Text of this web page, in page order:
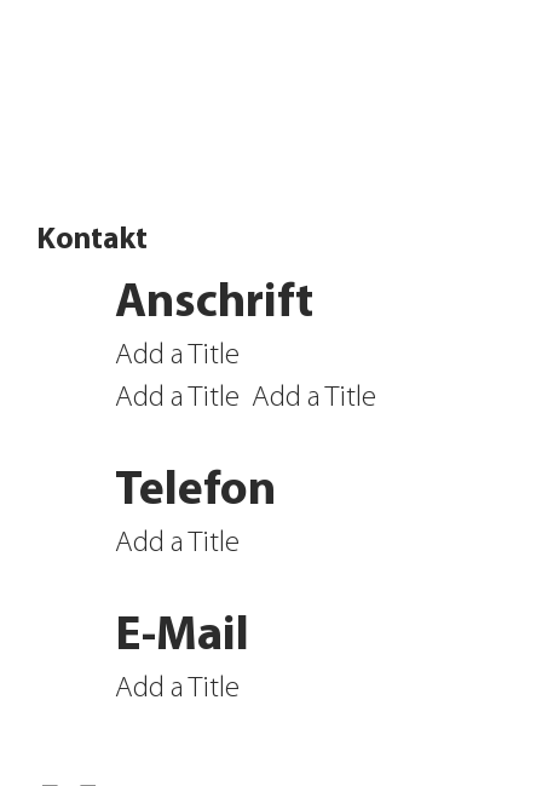
Kontakt
Add a Title
Telefon
Add a Title
E-Mail
Add a Title
Add a Title
Add a Title
Anschrift